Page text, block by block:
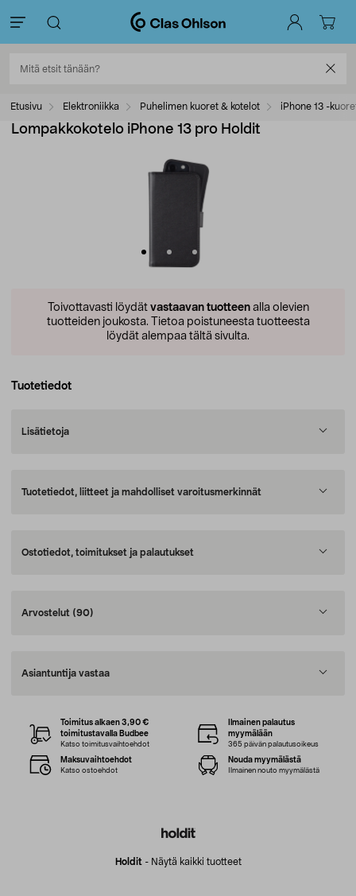
Etusivu Elektroniikka Puhelimen kuoret & kotelot iPhone 13 -
Lompakkokotelo iPhone 13 pro Holdit
Toivottavasti löydät vastaavan tuotteenalla olevien
tuotteiden joukosta. Tietoa poistuneesta tuotteesta
löydät alempaa tältä sivulta.
Tuotetiedot
Lisätietoja
Tuotetiedot, liitteet ja mahdolliset varoitusmerkinnät
Ostotiedot, toimitukset ja palautukset
Arvostelut (90)
Asiantuntija vastaa
Holdit - Näytä kaikki tuotteet
Toimitus alkaen 3,90 €
toimitustavalla Budbee
Katso toimitusvaihtoehdot
Ilmainen palautus
myymälään
365 päivän palautusoikeus
Maksuvaihtoehdot
Katso ostoehdot
Nouda myymälästä
Ilmainen nouto myymälästä